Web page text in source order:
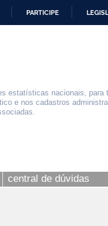
PARTICIPE
estatísticas nacionais, para
e nos cadastros
central de dúvidas